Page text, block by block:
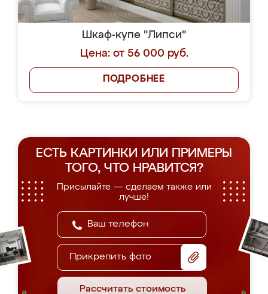
Шкаф-купе "Липси"
Цена: от 56 000 руб.
ПОДРОБНЕЕ
ЕСТЬ КАРТИНКИ ИЛИ ПРИМЕРЫ
ТОГО, ЧТО НРАВИТСЯ?
Присылайте — сделаем также или
лучше!
Прикрепить фото
Рассчитать стоимость